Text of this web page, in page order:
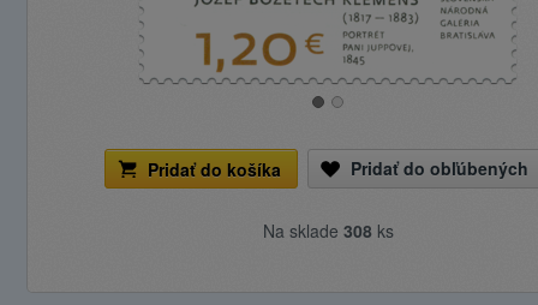
Pridať do košíka Pridať do obľúbených
Na sklade 308 ks